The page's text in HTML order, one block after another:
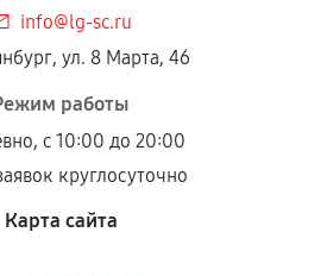
info@lg-sc.ru
ул. 8 Марта, 46
работы
с 10:00 до 20:00
круглосуточно
Карта сайта